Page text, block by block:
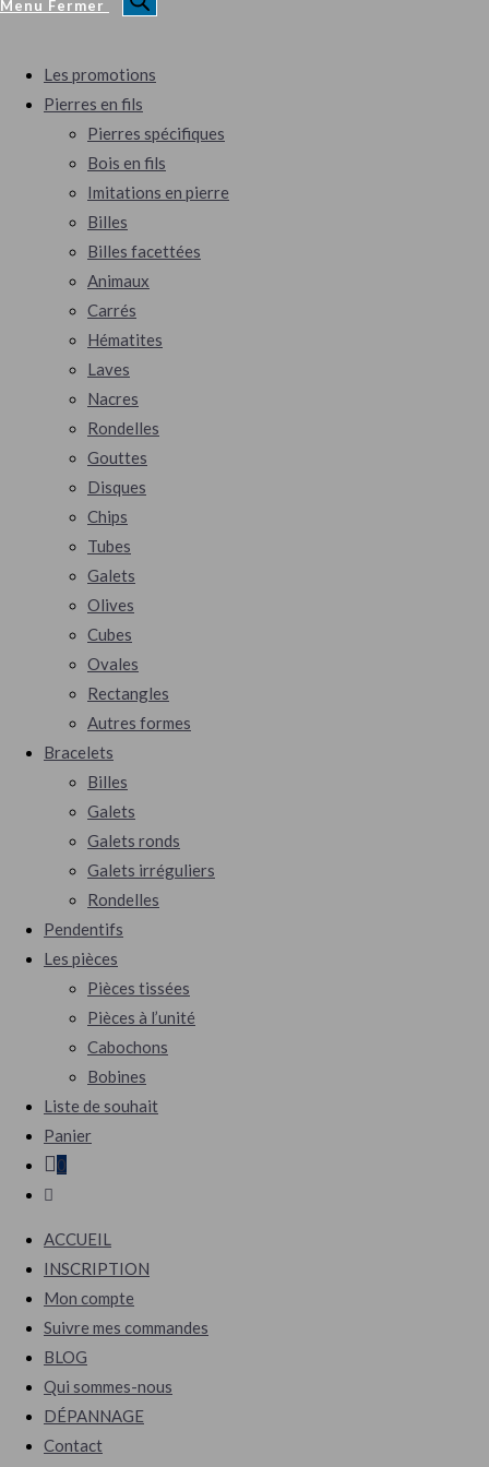
Menu Fermer
Les promotions
Pierres en fils
Pierres spécifiques
Bois en fils
Imitations en pierre
Billes
Billes facettées
Animaux
Carrés
Hématites
Laves
Nacres
Rondelles
Gouttes
Disques
Chips
Tubes
Galets
Olives
Cubes
Ovales
Rectangles
Autres formes
Bracelets
Billes
Galets
Galets ronds
Galets irréguliers
Rondelles
Pendentifs
Les pièces
Pièces tissées
Pièces à l’unité
Cabochons
Bobines
Liste de souhait
Panier
0
Toggle
search
ACCUEIL
INSCRIPTION
Mon compte
Suivre mes commandes
BLOG
Qui sommes-nous
DÉPANNAGE
Contact